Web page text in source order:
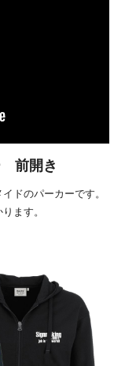
前開き
ドのパーカーです。
ます。